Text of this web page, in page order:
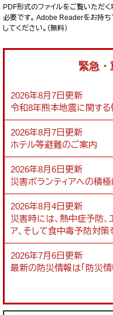
PDF形式のファイルをご覧いただ
必要です。 Adobe Readerをお持ち
してください。（無料）
緊急
2026年8月7日更新
令和8年熊本地震に関する
2026年8月7日更新
ホテル等避難のご案内
2026年8月6日更新
災害ボランティアへの積
2026年8月4日更新
災害時には、熱中症予防、
ア、そして食中毒予防対策
2026年7月6日更新
最新の防災情報は「防災